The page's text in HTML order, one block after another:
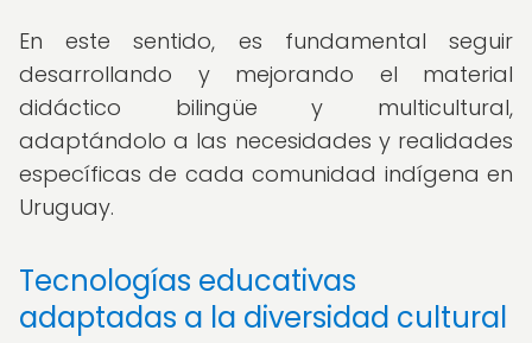
En este sentido, es fundamental seguir
desarrollando y mejorando el material
didáctico bilingüe y multicultural,
adaptándolo a las necesidades y realidades
específicas de cada comunidad indígena en
Uruguay.
Tecnologías educativas
adaptadas a la diversidad cultural